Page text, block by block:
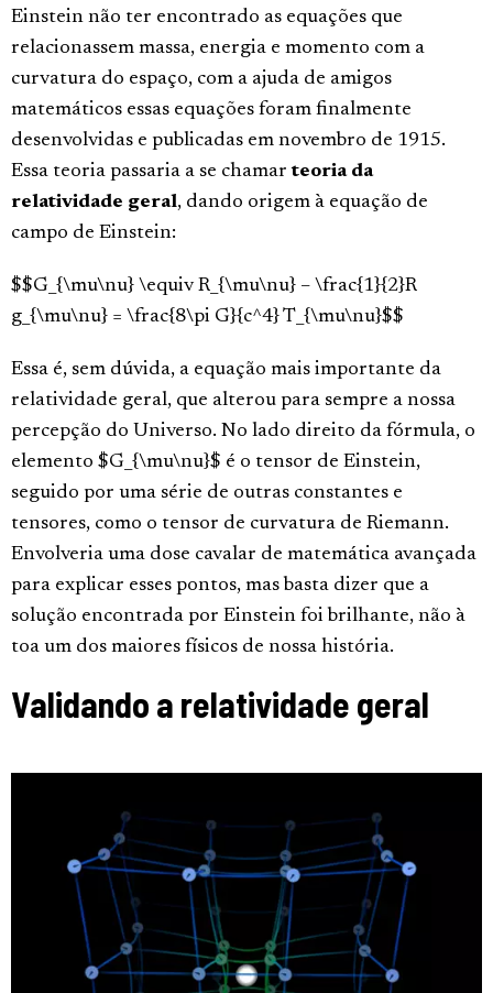
Einstein não ter encontrado as equações que
relacionassem massa, energia e momento com a
curvatura do espaço, com a ajuda de amigos
matemáticos essas equações foram finalmente
desenvolvidas e publicadas em novembro de 1915.
Essa teoria passaria a se chamarteoria da
relatividade geral, dando origem à equação de
campo de Einstein:
$$G_{\mu\nu} \equiv R_{\mu\nu} – \frac{1}{2}R
g_{\mu\nu} = \frac{8\pi G}{c^4} T_{\mu\nu}$$
Essa é, sem dúvida, a equação mais importante da
relatividade geral, que alterou para sempre a nossa
percepção do Universo. No lado direito da fórmula, o
elemento $G_{\mu\nu}$ é o tensor de Einstein,
seguido por uma série de outras constantes e
tensores, como o tensor de curvatura de Riemann.
Envolveria uma dose cavalar de matemática avançada
para explicar esses pontos, mas basta dizer que a
solução encontrada por Einstein foi brilhante, não à
toa um dos maiores físicos de nossa história.
Validando a relatividade geral